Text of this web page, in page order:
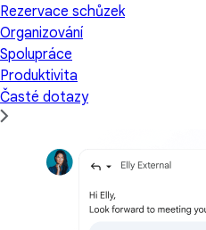
Rezervace schůzek
Organizování
Spolupráce
Produktivita
Časté dotazy